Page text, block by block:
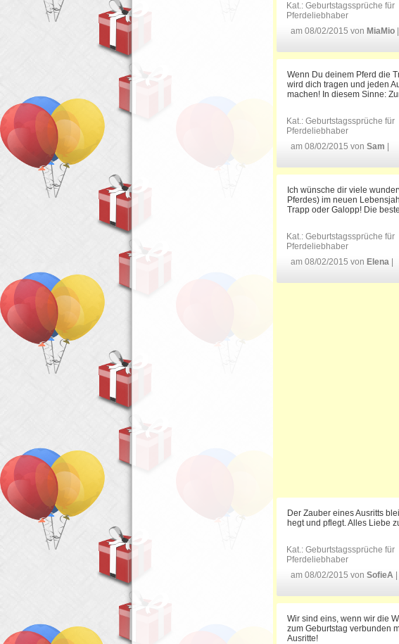
Kat.: Geburtstagssprüche für
Pferdeliebhaber
am 08/02/2015 von MiaMio
Wenn Du deinem Pferd die
wird dich tragen und jeden
machen! In diesem Sinne:
Kat.: Geburtstagssprüche für
Pferdeliebhaber
am 08/02/2015 von Sam
Ich wünsche dir viele
Pferdes) im neuen
Trapp oder Galopp! Die
Kat.: Geburtstagssprüche für
Pferdeliebhaber
am 08/02/2015 von Elena
Der Zauber eines Ausritts
hegt und pflegt. Alles Liebe
Kat.: Geburtstagssprüche für
Pferdeliebhaber
am 08/02/2015 von SofieA
Wir sind eins, wenn wir die
zum Geburtstag verbunden
Ausritte!